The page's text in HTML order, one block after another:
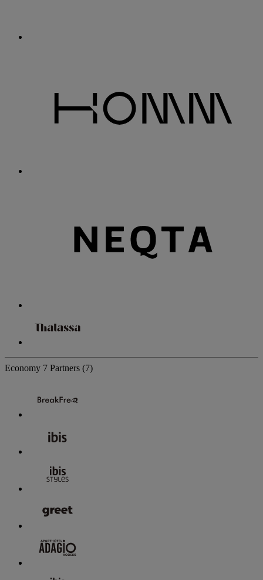
Economy 7 Partners (7)